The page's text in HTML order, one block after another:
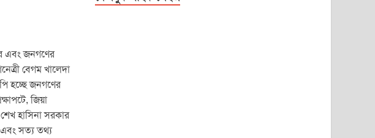
এবং জনগণের
বেগম খালেদা
হচ্ছে জনগণের
জিয়া
হাসিনা সরকার
এবং সত্য তথ্য